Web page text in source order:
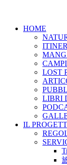
HOME
LOST
LIBRI
IL